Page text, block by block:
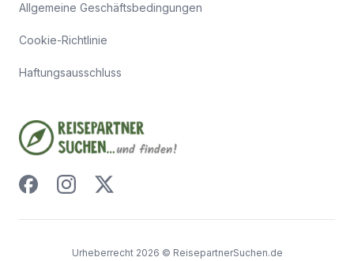
Allgemeine Geschäftsbedingungen
Cookie-Richtlinie
Haftungsausschluss
Urheberrecht 2026 © ReisepartnerSuchen.de